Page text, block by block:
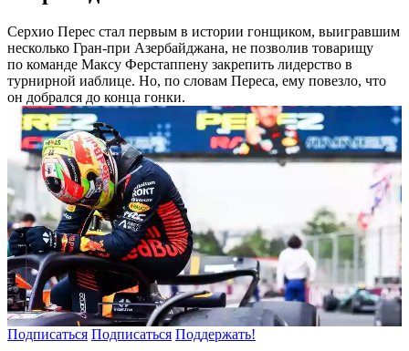
Серхио Перес стал первым в истории гонщиком, выигравшим
несколько Гран-при Азербайджана, не позволив товарищу
по команде Максу Ферстаппену закрепить лидерство в
турнирной иаблице. Но, по словам Переса, ему повезло, что
он добрался до конца гонки.
Подписаться Подписаться Поддержать!